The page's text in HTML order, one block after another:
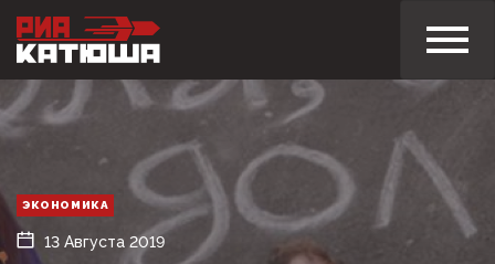
ЭКОНОМИКА
13 Августа 2019